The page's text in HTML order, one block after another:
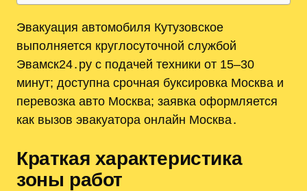
Эвакуация автомобиля Кутузовское
выполняется круглосуточной службой
Эвамск24․ру с подачей техники от 15–30
минут; доступна срочная буксировка Москва и
перевозка авто Москва; заявка оформляется
как вызов эвакуатора онлайн Москва․
Краткая характеристика
зоны работ